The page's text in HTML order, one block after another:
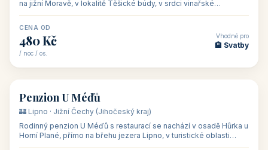
na jižní Moravě, v lokalitě Těšické búdy, v srdci vinařské
CENA OD
480 Kč
/ noc / os.
Vhodné pro
🏨 Svatby
🏡 penzion
Penzion U Méďů
🏰 Lipno · Jižní Čechy (Jihočeský kraj)
Rodinný penzion U Méďů s restaurací se nachází v osadě Hůrka u
Horní Plané, přímo na břehu jezera Lipno, v turistické oblasti